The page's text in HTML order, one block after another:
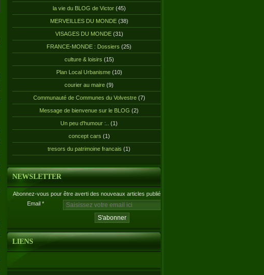
la vie du BLOG de Victor(45)
MERVEILLES DU MONDE(38)
VISAGES DU MONDE(31)
FRANCE-MONDE : Dossiers (25)
culture & loisirs (15)
Plan Local Urbanisme(10)
courier au maire (9)
Communauté de Communes du Volvestre(7)
Message de bienvenue sur le BLOG (2)
Un peu d'humour :.. (1)
concept cars (1)
tresors du patrimoine francais (1)
NEWSLETTER
Abonnez-vous pour être averti des nouveaux articles publiés.
Email
LIENS